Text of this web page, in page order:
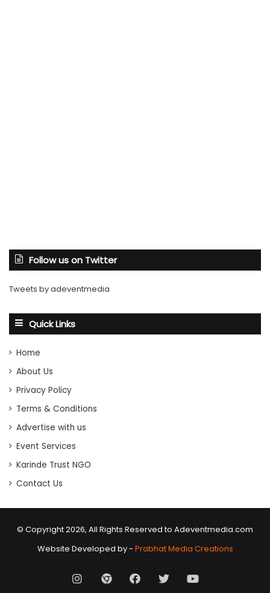
Follow us on Twitter
Tweets by adeventmedia
Quick Links
Home
About Us
Privacy Policy
Terms & Conditions
Advertise with us
Event Services
Karinde Trust NGO
Contact Us
© Copyright 2026, All Rights Reserved to Adeventmedia.com
Website Developed by - Prabhat Media Creations
Instagram
AD Facebook
X Youtube